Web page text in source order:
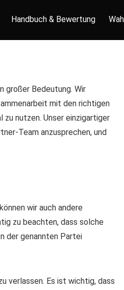
Handbuch & Bewertung
großer Bedeutung. Wir
mit den richtigen
nutzen. Unser einzigartiger
Team anzusprechen, und
wir auch andere
zu beachten, dass solche
der genannten Partei
verlassen. Es ist wichtig, dass